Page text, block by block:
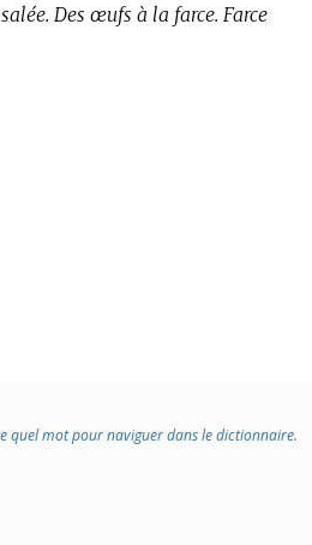
Des œufs à la farce. Farce
quel mot pour naviguer dans le dictionnaire.